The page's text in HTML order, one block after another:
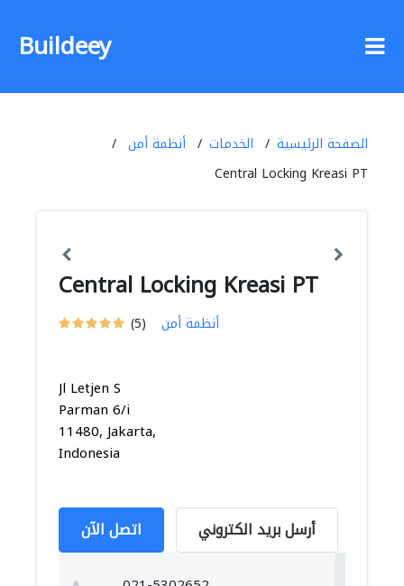
Buildeey
الصفحة الرئيسية الخدمات
أنظمة أمن
Central Locking Kreasi PT
Central Locking Kreasi PT
(5) أنظمة أمن
Jl Letjen S
Parman 6/i
11480, Jakarta,
Indonesia
اتصل الآن أرسل بريد الكتروني